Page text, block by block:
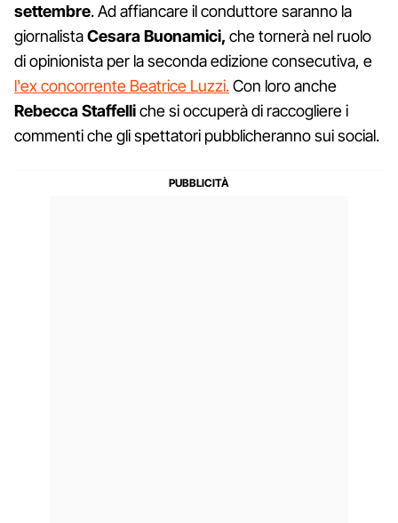
settembre. Ad affiancare il conduttore saranno la
giornalistaCesara Buonamici, che tornerà nel ruolo
di opinionista per la seconda edizione consecutiva, e
l'ex concorrente Beatrice Luzzi.Con loro anche
Rebecca Staffelliche si occuperà di raccogliere i
commenti che gli spettatori pubblicheranno sui social.